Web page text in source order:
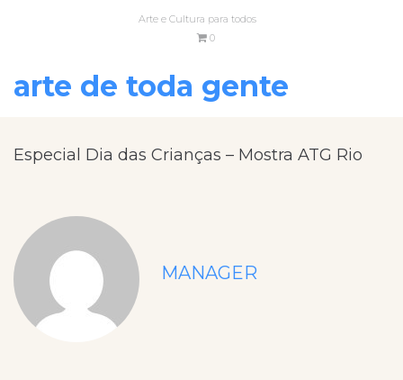
Arte e Cultura para todos
0
arte de toda gente
Especial Dia das Crianças – Mostra ATG Rio
MANAGER